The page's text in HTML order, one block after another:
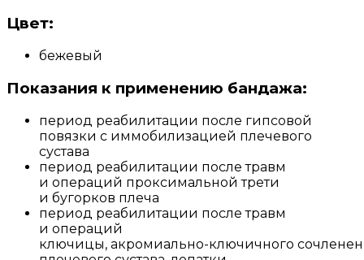
Цвет:
бежевый
Показания к применению бандажа:
период реабилитации после гипсовой
повязки с иммобилизацией плечевого
сустава
период реабилитации после травм
и операций проксимальной трети
и бугорков плеча
период реабилитации после травм
и операций
ключицы, акромиально-ключичного